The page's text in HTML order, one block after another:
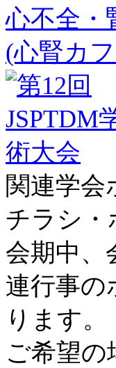
心不全・
(心腎カ
関連学会
チラシ・
会期中、
連行事の
ります。
ご希望